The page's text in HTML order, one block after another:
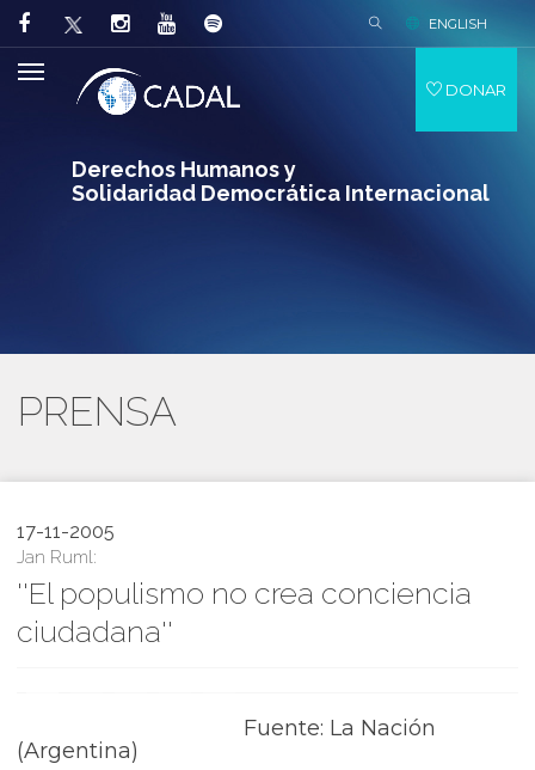
Derechos Humanos y
Solidaridad Democrática Internacional
ENGLISH
DONAR
PRENSA
17-11-2005
Jan Ruml:
''El populismo no crea conciencia
ciudadana''
Fuente: La Nación
(Argentina)